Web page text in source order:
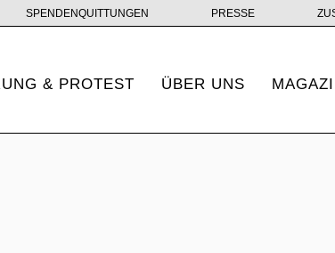
SPENDENQUITTUNGEN PRESSE
& PROTEST ÜBER UNS